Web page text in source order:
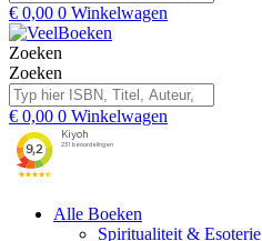
€ 0,00 0 Winkelwagen
Zoeken
Zoeken
€ 0,00 0 Winkelwagen
Alle Boeken
Spiritualiteit & Esoterie